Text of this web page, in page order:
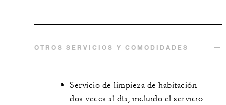
OTROS SERVICIOS Y COMODIDADES
Servicio de limpieza de habitación
dos veces al día, incluido el servicio